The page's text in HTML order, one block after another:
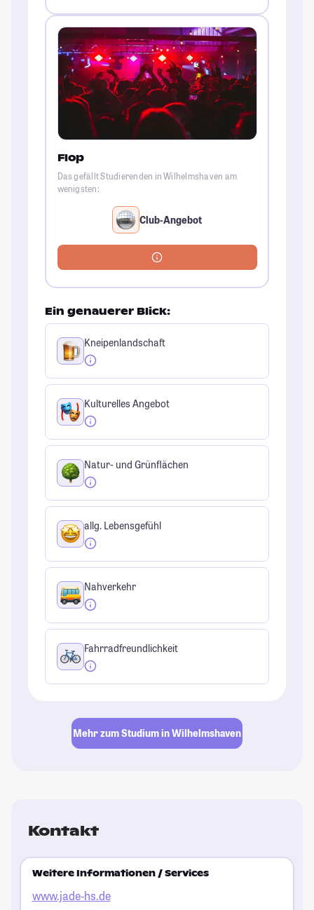
Flop
Das gefällt Studierenden in Wilhelmshaven am
wenigsten:
Club-Angebot
Ein genauerer Blick:
Kneipenlandschaft
Kulturelles Angebot
Natur- und Grünflächen
allg. Lebensgefühl
Nahverkehr
Fahrradfreundlichkeit
Mehr zum Studium in Wilhelmshaven
Kontakt
Weitere Informationen / Services
www.jade-hs.de